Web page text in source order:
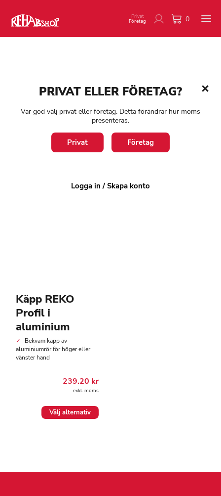
0
Privat
Företag
Product Varumärke / REKO
REKO
Endast ett sökresultat
Käpp REKO
Profil i
aluminium
Bekväm käpp av
aluminiumrör för höger eller
vänster hand
239.20 kr
exkl. moms
Välj alternativ
olika
PRIVAT ELLER FÖRETAG?
Var god välj privat eller företag. Detta förändrar hur moms
presenteras.
Privat Företag
Logga in / Skapa konto